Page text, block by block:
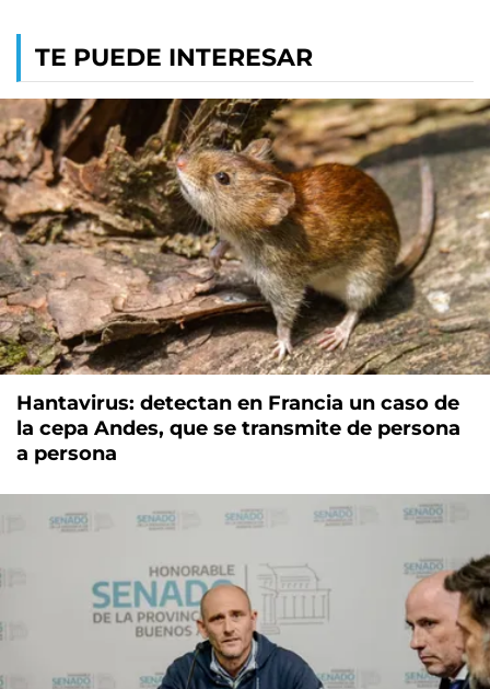
TE PUEDE INTERESAR
Hantavirus: detectan en Francia un caso de
la cepa Andes, que se transmite de persona
a persona